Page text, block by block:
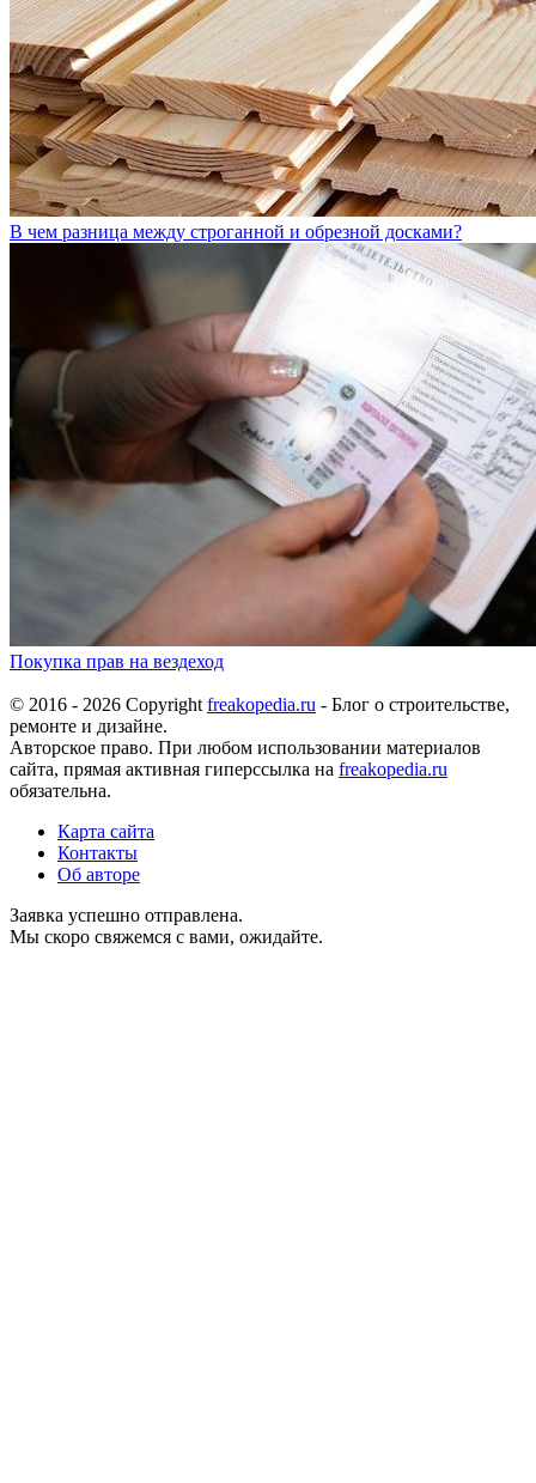
В чем разница между строганной и обрезной досками?
Покупка прав на вездеход
© 2016 - 2026 Copyright freakopedia.ru - Блог о строительстве,
ремонте и дизайне.
Авторское право. При любом использовании материалов
сайта, прямая активная гиперссылка на freakopedia.ru
обязательна.
Карта сайта
Контакты
Об авторе
Заявка успешно отправлена.
Мы скоро свяжемся с вами, ожидайте.